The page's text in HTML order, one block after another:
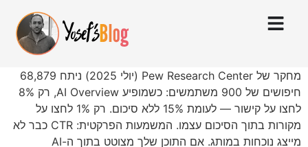
מחקר של Pew Research Center (יולי 2025) ניתח 68,879
חיפושים של 900 משתמשים: כשמופיע AI Overview, רק 8%
לחצו על קישור — לעומת 15% ללא סיכום. רק 1% לחצו על
מקורות בתוך הסיכום עצמו. המשמעות הפרקטית: CTR כבר לא
מייצג נוכחות במותג. אם התוכן שלך מצוטט בתוך ה-AI